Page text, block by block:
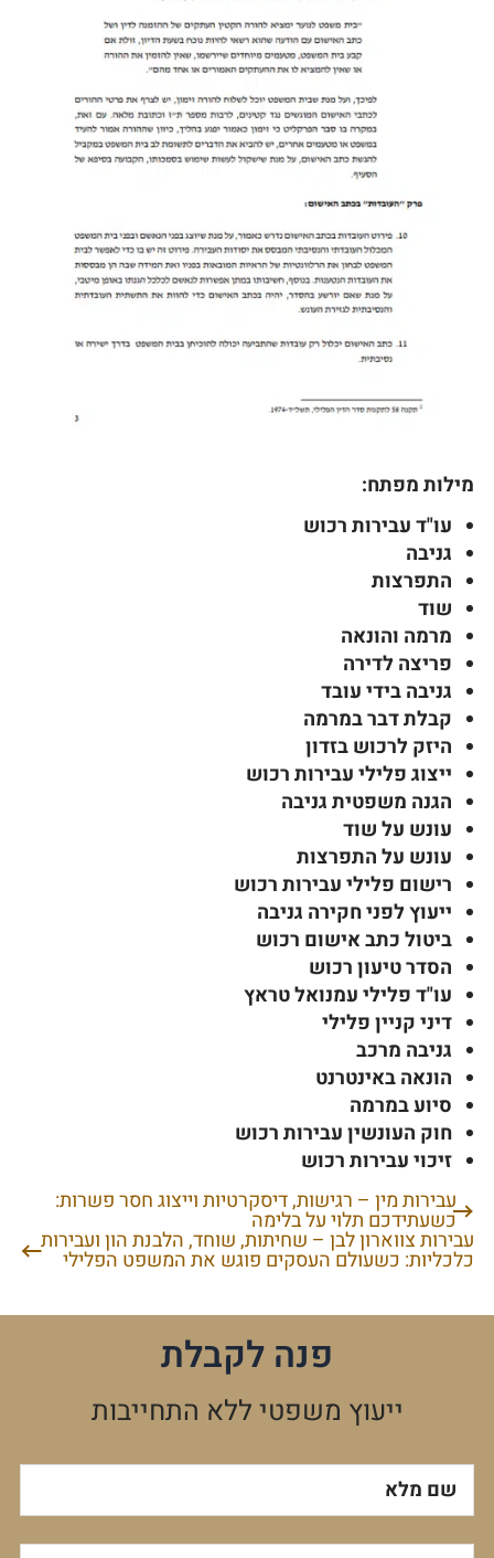
מילות מפתח:
עו"ד עבירות רכוש
גניבה
התפרצות
שוד
מרמה והונאה
פריצה לדירה
גניבה בידי עובד
קבלת דבר במרמה
היזק לרכוש בזדון
ייצוג פלילי עבירות רכוש
הגנה משפטית גניבה
עונש על שוד
עונש על התפרצות
רישום פלילי עבירות רכוש
ייעוץ לפני חקירה גניבה
ביטול כתב אישום רכוש
הסדר טיעון רכוש
עו"ד פלילי עמנואל טראץ
דיני קניין פלילי
גניבה מרכב
הונאה באינטרנט
סיוע במרמה
חוק העונשין עבירות רכוש
זיכוי עבירות רכוש
ניווטעבירות מין – רגישות, דיסקרטיות וייצוג חסר פשרות:
כשעתידכם תלוי על בלימה
עבירות צווארון לבן – שחיתות, שוחד, הלבנת הון ועבירות
כלכליות: כשעולם העסקים פוגש את המשפט הפלילי
פנה לקבלת
ייעוץ משפטי ללא התחייבות
שם מלא